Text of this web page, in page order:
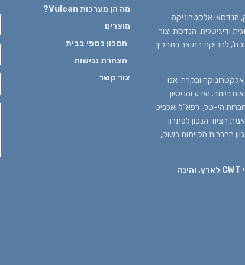
עדי פרנק, הנדסאי אלקטרוניקה
ודיגיטלית, הנדסת יצור
לבדיקת המוצר בתהליך
ובקרה. אנו
ביותר. הידע והניסיון
הי-טק: רפא”ל ואלביט
הציוד הנכון לפתרון
החברות הקיימות בשוק,
חברת "עין אלקטרוניקה" קיבלה בלעדיות על יבוא מוצרי CWT לארץ, והינה
מה הן מערכות Vulcan?
מוצרים
חסכון כספי בבית
הצהרת נגישות
צור קשר